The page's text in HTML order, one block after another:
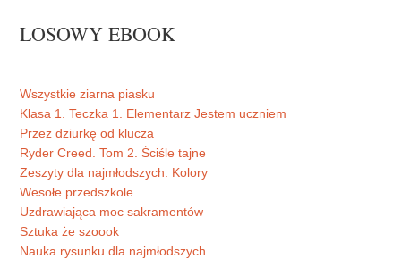
LOSOWY EBOOK
Wszystkie ziarna piasku
Klasa 1. Teczka 1. Elementarz Jestem uczniem
Przez dziurkę od klucza
Ryder Creed. Tom 2. Ściśle tajne
Zeszyty dla najmłodszych. Kolory
Wesołe przedszkole
Uzdrawiająca moc sakramentów
Sztuka że szoook
Nauka rysunku dla najmłodszych